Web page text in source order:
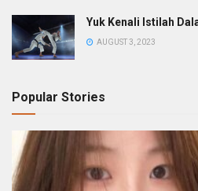
Yuk Kenali Istilah
AUGUST 3, 2023
Popular Stories